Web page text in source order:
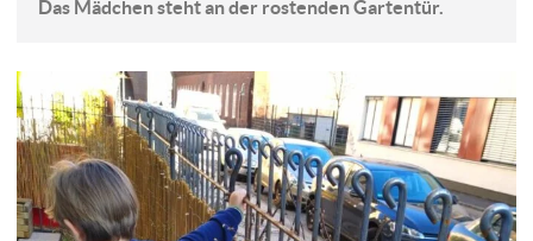
Das Mädchen steht an der rostenden Gartentür.